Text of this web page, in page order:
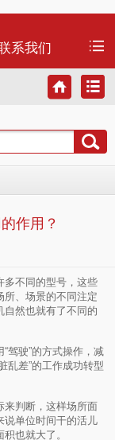
系我们
作用？
多不同的型号，这些
所、场景的不同注定
自然也就有了不同的
驾驶”的方式操作，减
乱差”的工作成功转型
来判断，这样场所面
说单位时间干的活儿
也就大了。